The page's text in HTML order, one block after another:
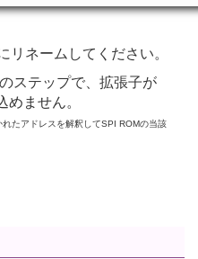
リネームしてください。
ステップで、拡張子が
ません。
たアドレスを解釈してSPI ROMの当該